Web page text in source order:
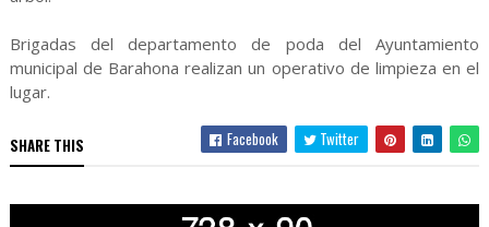
Brigadas del departamento de poda del Ayuntamiento
municipal de Barahona realizan un operativo de limpieza en el
lugar.
SHARE THIS Facebook Twitter